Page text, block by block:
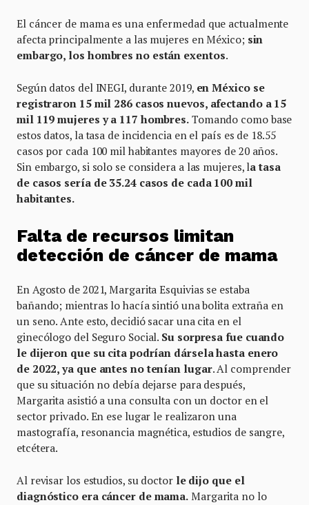
El cáncer de mama es una enfermedad que actualmente
afecta principalmente a las mujeres en México; sin
embargo, los hombres no están exentos.
Según datos del INEGI, durante 2019, en México se
registraron 15 mil 286 casos nuevos, afectando a 15
mil 119 mujeres y a 117 hombres. Tomando como base
estos datos, la tasa de incidencia en el país es de 18.55
casos por cada 100 mil habitantes mayores de 20 años.
Sin embargo, si solo se considera a las mujeres, la tasa
de casos sería de 35.24 casos de cada 100 mil
habitantes.
Falta de recursos limitan
detección de cáncer de mama
En Agosto de 2021, Margarita Esquivias se estaba
bañando; mientras lo hacía sintió una bolita extraña en
un seno. Ante esto, decidió sacar una cita en el
ginecólogo del Seguro Social. Su sorpresa fue cuando
le dijeron que su cita podrían dársela hasta enero
de 2022, ya que antes no tenían lugar. Al comprender
que su situación no debía dejarse para después,
Margarita asistió a una consulta con un doctor en el
sector privado. En ese lugar le realizaron una
mastografía, resonancia magnética, estudios de sangre,
etcétera.
Al revisar los estudios, su doctor le dijo que el
diagnóstico era cáncer de mama. Margarita no lo